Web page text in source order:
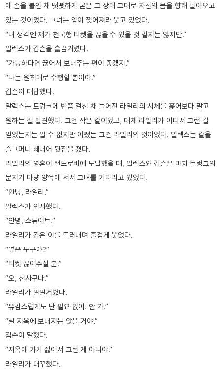
에 손을 붙인 채 뻣뻣하게 굳은 그 상태 그대로 자신의 몸을 향해 날아오고
있는 것이었다. 그녀는 입이 찢어져라 웃고 있었다.
“내 생각엔 쟤가 천국행 티켓을 끊을 수 있을 것 같지는 않지만.”
알렉스가 깁슨을 흘끔거렸다.
“가능하다면 끊어서 보내주는 편이 좋겠지.”
“나는 원칙대로 수행할 뿐이야.”
깁슨이 대답했다.
알렉스는 트렁크에 반쯤 걸친 채 늘어진 라일리의 시체를 훑어보다 말고
원하는 걸 발견했다. 그건 작은 칼이었고, 대체 라일리가 어디서 그런 걸
얻었는지는 알 수 없지만 어쨌든 그건 라일리의 것이었다. 알렉스는 칼을
슬그머니 빼내어 뒷짐을 졌다.
라일리의 영혼이 랜드로버에 도달했을 때, 알렉스와 깁슨은 마치 트렁크의
문지기 마냥 양쪽에 서서 그녀를 기다리고 있었다.
“안녕, 라일리.”
알렉스가 인사했다.
“안녕, 스튜어트.”
라일리가 검은 이를 드러내며 즐겁게 웃었다.
“옆은 누구야?”
“티켓 끊어주실 분.”
“오, 천사구나.”
라일리가 낄낄거렸다.
“유감스럽게도 난 필요 없어. 안 가.”
“널 지옥에 보내지는 않을 거야.”
깁슨이 말했다.
“지옥에 가기 싫어서 그런 게 아니야.”
라일리가 대꾸했다.